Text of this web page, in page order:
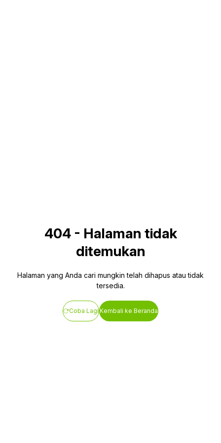
404- Halaman tidak
ditemukan
Halaman yang Anda cari mungkin telah dihapus atau tidak
tersedia.
Coba LagiKembali ke Beranda